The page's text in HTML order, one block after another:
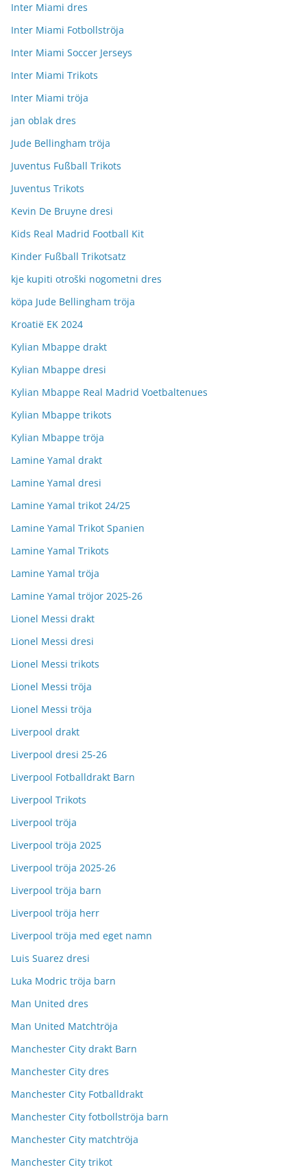
Inter Miami dres
Inter Miami Fotbollströja
Inter Miami Soccer Jerseys
Inter Miami Trikots
Inter Miami tröja
jan oblak dres
Jude Bellingham tröja
Juventus Fußball Trikots
Juventus Trikots
Kevin De Bruyne dresi
Kids Real Madrid Football Kit
Kinder Fußball Trikotsatz
kje kupiti otroški nogometni dres
köpa Jude Bellingham tröja
Kroatië EK 2024
Kylian Mbappe drakt
Kylian Mbappe dresi
Kylian Mbappe Real Madrid Voetbaltenues
Kylian Mbappe trikots
Kylian Mbappe tröja
Lamine Yamal drakt
Lamine Yamal dresi
Lamine Yamal trikot 24/25
Lamine Yamal Trikot Spanien
Lamine Yamal Trikots
Lamine Yamal tröja
Lamine Yamal tröjor 2025-26
Lionel Messi drakt
Lionel Messi dresi
Lionel Messi trikots
Lionel Messi tröja
Lionel Messi tröja
Liverpool drakt
Liverpool dresi 25-26
Liverpool Fotballdrakt Barn
Liverpool Trikots
Liverpool tröja
Liverpool tröja 2025
Liverpool tröja 2025-26
Liverpool tröja barn
Liverpool tröja herr
Liverpool tröja med eget namn
Luis Suarez dresi
Luka Modric tröja barn
Man United dres
Man United Matchtröja
Manchester City drakt Barn
Manchester City dres
Manchester City Fotballdrakt
Manchester City fotbollströja barn
Manchester City matchtröja
Manchester City trikot